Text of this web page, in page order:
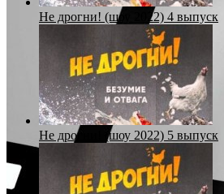
Не дрогни! (шоу 2022) 4 выпуск
Не дрогни! (шоу 2022) 5 выпуск